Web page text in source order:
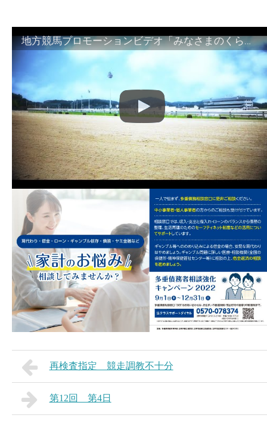
地方競馬プロモーションビデオ「みなさまのくらしのために」30秒篇｜NAR公式
再検査指定 競走調教不十分
第12回 第4日